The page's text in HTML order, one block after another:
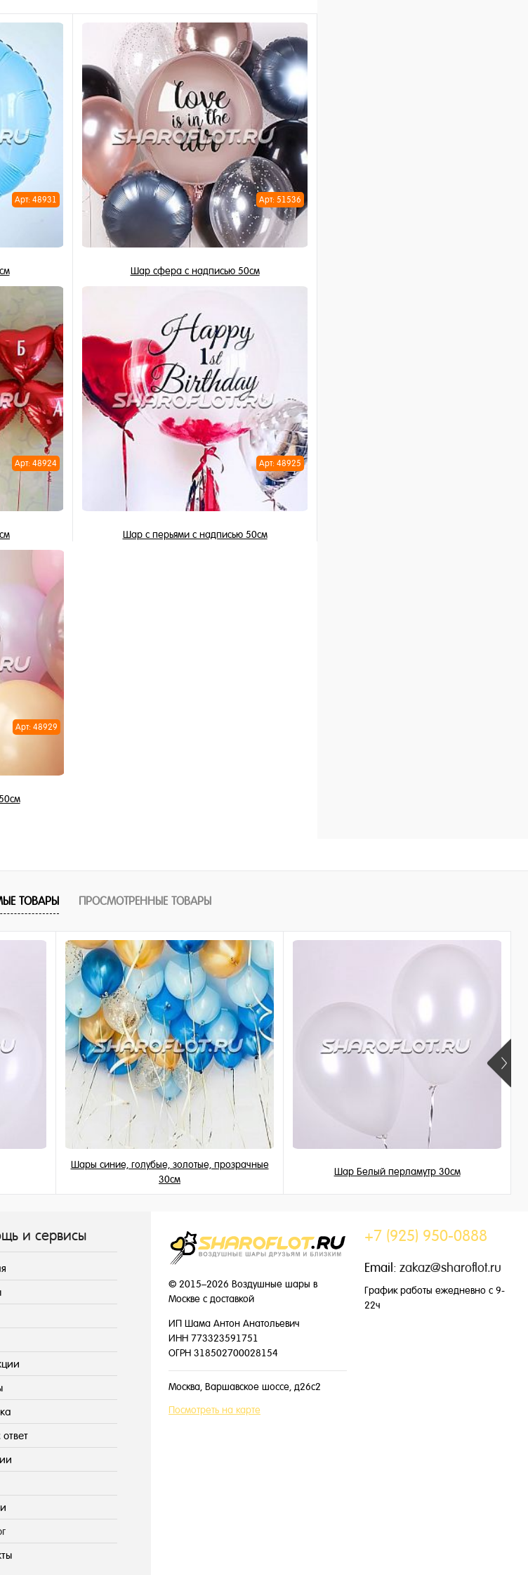
Арт: 48931 Арт: 51536
Шар сфера с надписью 50см
1 600 ₽
В корзину
Купить в 1 клик
В избранное
В наличии
Арт: 48924 Арт: 48925
Шар с перьями с надписью 50см
Арт: 48929
ТОВАРЫ ПРОСМОТРЕННЫЕ ТОВАРЫ
Шары синие, голубые, золотые, прозрачные
30см
Шар Белый перламутр 30см
и сервисы
© 2015–2026 Воздушные шары в
Москве с доставкой
ИП Шама Антон Анатольевич
ИНН 773323591751
ОГРН 318502700028154
Москва, Варшавское шоссе, д26с2
Посмотреть на карте
+7 (925) 950-0888
Email: zakaz@sharoflot.ru
График работы ежедневно с 9-
22ч